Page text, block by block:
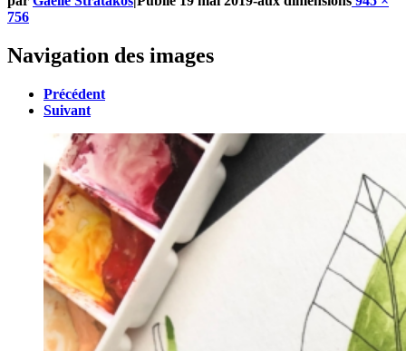
756
Navigation des images
Précédent
Suivant